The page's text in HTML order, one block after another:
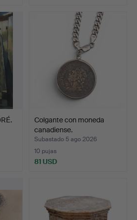
Colgante con moneda
canadiense.
Subastado 5 ago 2026
10 pujas
81 USD